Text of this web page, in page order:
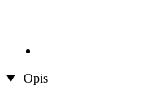
Opis